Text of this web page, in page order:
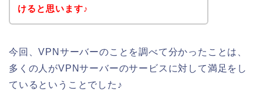
けると思います♪
今回、VPNサーバーのことを調べて分かったことは、
多くの人がVPNサーバーのサービスに対して満足をし
ているということでした♪